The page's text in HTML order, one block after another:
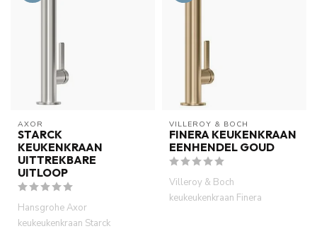
AXOR
STARCK
KEUKENKRAAN
UITTREKBARE
UITLOOP
Hansgrohe Axor
keukeukenkraan Starck
VILLEROY & BOCH
FINERA KEUKENKRAAN
EENHENDEL GOUD
Villeroy & Boch
keukeukenkraan Finera